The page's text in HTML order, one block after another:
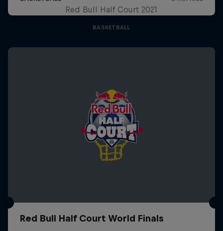
Red Bull Half Court 2021
BASKETBALL
Red Bull Half Court World Finals